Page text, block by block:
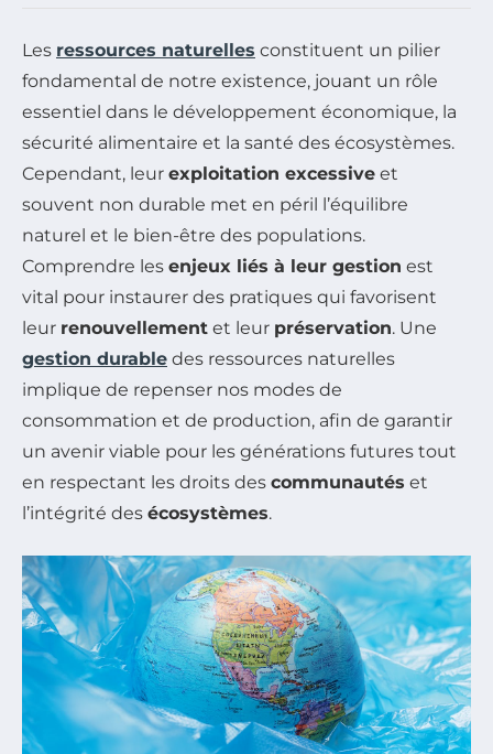
Les ressources naturelles constituent un pilier
fondamental de notre existence, jouant un rôle
essentiel dans le développement économique, la
sécurité alimentaire et la santé des écosystèmes.
Cependant, leur exploitation excessive et
souvent non durable met en péril l’équilibre
naturel et le bien-être des populations.
Comprendre les enjeux liés à leur gestion est
vital pour instaurer des pratiques qui favorisent
leur renouvellement et leur préservation. Une
gestion durable des ressources naturelles
implique de repenser nos modes de
consommation et de production, afin de garantir
un avenir viable pour les générations futures tout
en respectant les droits des communautés et
l’intégrité des écosystèmes.